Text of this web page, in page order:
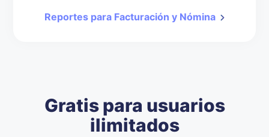
Reportes para Facturación y Nómina
Gratis para usuarios
ilimitados